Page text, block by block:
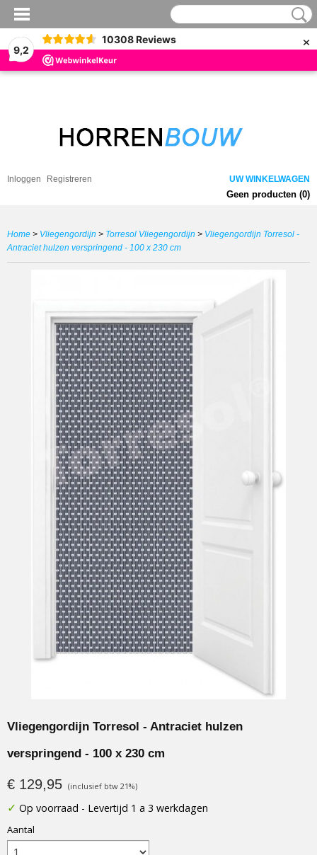
9,2
10308 Reviews ×
Inloggen Registreren UW WINKELWAGEN
Geen producten (0)
Home > Vliegengordijn > Torresol Vliegengordijn > Vliegengordijn Torresol -
Antraciet hulzen verspringend - 100 x 230 cm
Vliegengordijn Torresol - Antraciet hulzen
verspringend - 100 x 230 cm
€ 129,95 (inclusief btw 21%)
✓ Op voorraad - Levertijd 1 a 3 werkdagen
Aantal